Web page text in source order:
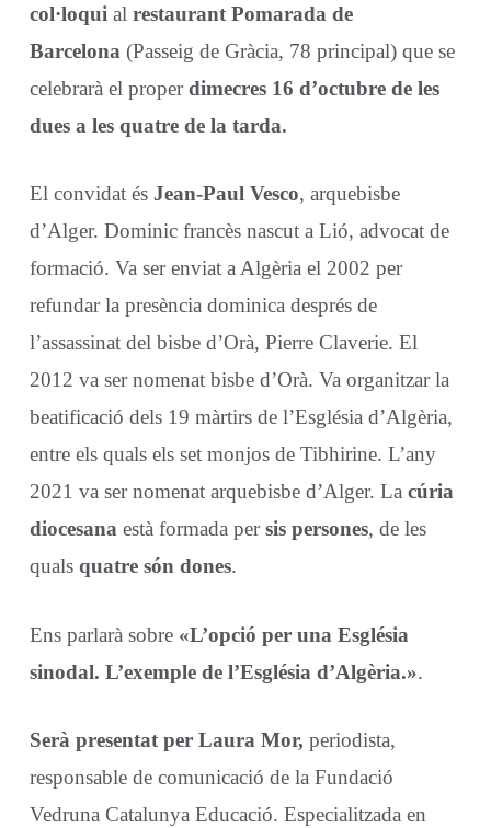
col·loqui al restaurant Pomarada de
Barcelona (Passeig de Gràcia, 78 principal) que se
celebrarà el properdimecres 16 d’octubre de les
dues a les quatre de la tarda.
El convidat és Jean-Paul Vesco, arquebisbe
d’Alger. Dominic francès nascut a Lió, advocat de
formació. Va ser enviat a Algèria el 2002 per
refundar la presència dominica després de
l’assassinat del bisbe d’Orà, Pierre Claverie. El
2012 va ser nomenat bisbe d’Orà. Va organitzar la
beatificació dels 19 màrtirs de l’Església d’Algèria,
entre els quals els set monjos de Tibhirine. L’any
2021 va ser nomenat arquebisbe d’Alger. La cúria
diocesanaestà formada persis persones, de les
qualsquatre són dones.
Ens parlarà sobre «L’opció per una Església
sinodal. L’exemple de l’Església d’Algèria.».
Serà presentat per Laura Mor, periodista,
responsable de comunicació de la Fundació
Vedruna Catalunya Educació. Especialitzada en